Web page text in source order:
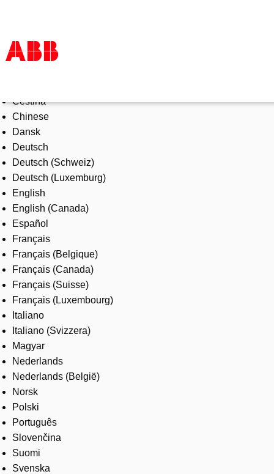
Products & Solutions
Industries
Services
About us
Where to buy
Contact us
Careers
Čeština
Chinese
Dansk
Deutsch
Deutsch (Schweiz)
Deutsch (Luxemburg)
English
English (Canada)
Español
Français
Français (Belgique)
Français (Canada)
Français (Suisse)
Français (Luxembourg)
Italiano
Italiano (Svizzera)
Magyar
Nederlands
Nederlands (België)
Norsk
Polski
Português
Slovenčina
Suomi
Svenska